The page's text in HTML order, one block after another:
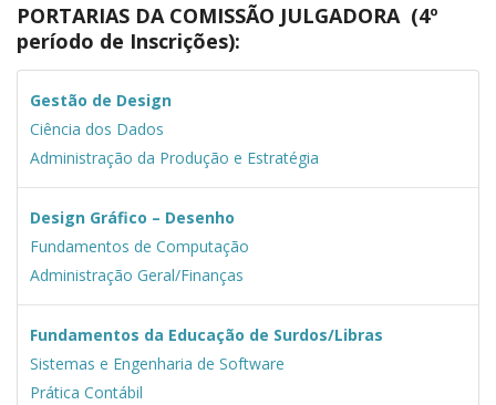
PORTARIAS DA COMISSÃO JULGADORA (4º
período de Inscrições):
Gestão de Design
Ciência dos Dados
Administração da Produção e Estratégia
Design Gráfico – Desenho
Fundamentos de Computação
Administração Geral/Finanças
Fundamentos da Educação de Surdos/Libras
Sistemas e Engenharia de Software
Prática Contábil